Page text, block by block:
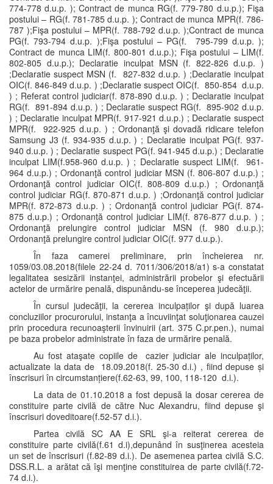
774-778 d.u.p. ); Contract de munca RG(f. 779-780 d.u.p.); Fişa
postului – RG(f. 781-785 d.u.p. ); Contract de munca MPR(f. 786-
787 );Fişa postului – MPR(f. 788-792 d.u.p. );Contract de munca
PG(f. 793-794 d.u.p. );Fişa postului – PG(f. 795-799 d.u.p. );
Contract de munca LIM(f. 800-801 d.u.p.); Fişa postului – LIM(f.
802-805 d.u.p.); Declaratie inculpat MSN (f. 822-826 d.u.p. )
;Declaratie suspect MSN (f. 827-832 d.u.p. ) ;Declaratie inculpat
OIC(f. 846-849 d.u.p. ) ;Declaratie suspect OIC(f. 850-854 d.u.p.
) ; Referat control judiciar(f. 878-890 d.u.p. ) ; Declaratie inculpat
RG(f. 891-894 d.u.p. ) ; Declaratie suspect RG(f. 895-902 d.u.p.
) ; Declaratie inculpat MPR(f. 917-921 d.u.p.) ; Declaratie suspect
MPR(f. 922-925 d.u.p. ) ; Ordonanţă şi dovadă ridicare telefon
Samsung J3 (f. 934-935 d.u.p. ) ; Declaratie inculpat PG(f. 937-
940 d.u.p. ) ; Declaratie suspect PG(f. 941-945 d.u.p.) ; Declaratie
inculpat LIM(f.958-960 d.u.p. ) ; Declaratie suspect LIM(f. 961-
964 d.u.p.) ; Ordonanţă control judiciar MSN (f. 806-807 d.u.p.) ;
Ordonanţă control judiciar OIC(f. 808-809 d.u.p.) ; Ordonanţă
control judiciar RG(f. 870-871 d.u.p. ) ;Ordonanţă control judiciar
MPR(f. 872-873 d.u.p. ) ; Ordonanţă control judiciar PG(f. 874-
875 d.u.p.) ; Ordonanţă control judiciar LIM(f. 876-877 d.u.p. ) ;
Ordonanţă prelungire control judiciar MSN (f. 980 d.u.p.);
Ordonanţă prelungire control judiciar OIC(f. 977 d.u.p.).
În faza camerei preliminare, prin încheierea nr.
1059/03.08.2018(filele 22-24 d. 7011/306/2018/a1) s-a constatat
legalitatea sesizării instanţei, administrării probelor şi efectuării
actelor de urmărire penală, dispunându-se începerea judecăţii.
În cursul judecăţii, la cererea inculpaților şi după luarea
concluziilor procurorului, instanţa a încuviinţat soluţionarea cauzei
prin procedura recunoaşterii învinuirii (art. 375 C.pr.pen.), numai
pe baza probelor administrate în faza de urmărire penală.
Au fost ataşate copiile de cazier judiciar ale inculpaților,
actualizate la data de 18.09.2018(f. 25-30 d.i.) , fiind depuse și
înscrisuri în circumstanțiere(f.62-63, 99, 100, 118-120 d.i.).
La data de 01.10.2018 a fost depusă la dosar cererea de
constituire parte civilă de către Nuc Alexandru, fiind depuse şi
înscrisuri doveditoare(f.52-57 d.i.).
Partea civilă SC AA E SRL şi-a reiterat cererea de
constituire parte civilă(f.61 d.i),depunând în susţinerea acesteia
un set de înscrisuri (f.82-89 d.i.). De asemenea partea civilă S.C.
DSS.R.L. a arătat că îşi menţine constituirea de parte civilă(f.72-
74 d.i.).